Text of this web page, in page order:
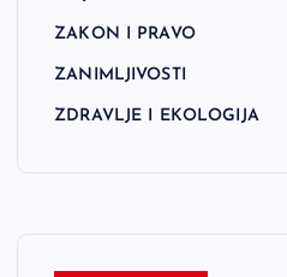
ZAKON I PRAVO
ZANIMLJIVOSTI
ZDRAVLJE I EKOLOGIJA